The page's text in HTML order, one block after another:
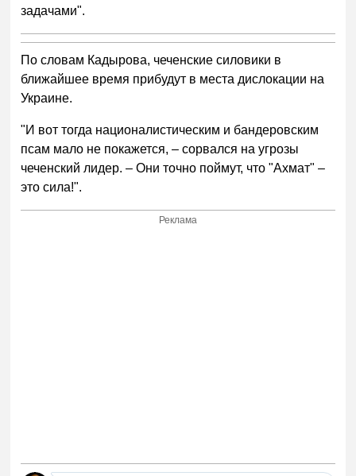
задачами".
По словам Кадырова, чеченские силовики в
ближайшее время прибудут в места дислокации на
Украине.
"И вот тогда националистическим и бандеровским
псам мало не покажется, – сорвался на угрозы
чеченский лидер. – Они точно поймут, что "Ахмат" –
это сила!".
Реклама